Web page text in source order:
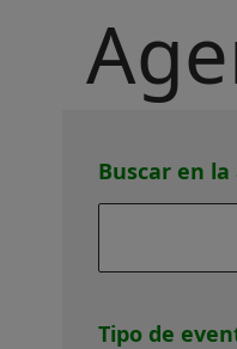
Buscar en la
en
la
Tipo de